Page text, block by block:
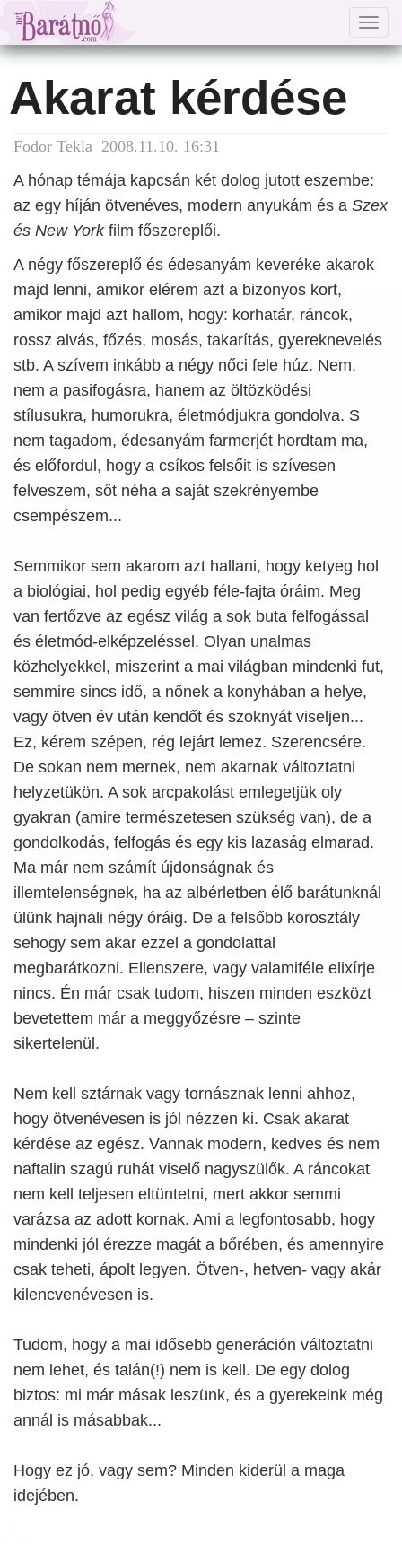
Akarat kérdése
Fodor Tekla 2008.11.10. 16:31
A hónap témája kapcsán két dolog jutott eszembe:
az egy híján ötvenéves, modern anyukám és a Szex
és New Yorkfilm főszereplői.
A négy főszereplő és édesanyám keveréke akarok
majd lenni, amikor elérem azt a bizonyos kort,
amikor majd azt hallom, hogy: korhatár, ráncok,
rossz alvás, főzés, mosás, takarítás, gyereknevelés
stb. A szívem inkább a négy nőci fele húz. Nem,
nem a pasifogásra, hanem az öltözködési
stílusukra, humorukra, életmódjukra gondolva. S
nem tagadom, édesanyám farmerjét hordtam ma,
és előfordul, hogy a csíkos felsőit is szívesen
felveszem, sőt néha a saját szekrényembe
csempészem...
Semmikor sem akarom azt hallani, hogy ketyeg hol
a biológiai, hol pedig egyéb féle-fajta óráim. Meg
van fertőzve az egész világ a sok buta felfogással
és életmód-elképzeléssel. Olyan unalmas
közhelyekkel, miszerint a mai világban mindenki fut,
semmire sincs idő, a nőnek a konyhában a helye,
vagy ötven év után kendőt és szoknyát viseljen...
Ez, kérem szépen, rég lejárt lemez. Szerencsére.
De sokan nem mernek, nem akarnak változtatni
helyzetükön. A sok arcpakolást emlegetjük oly
gyakran (amire természetesen szükség van), de a
gondolkodás, felfogás és egy kis lazaság elmarad.
Ma már nem számít újdonságnak és
illemtelenségnek, ha az albérletben élő barátunknál
ülünk hajnali négy óráig. De a felsőbb korosztály
sehogy sem akar ezzel a gondolattal
megbarátkozni. Ellenszere, vagy valamiféle elixírje
nincs. Én már csak tudom, hiszen minden eszközt
bevetettem már a meggyőzésre – szinte
sikertelenül.
Nem kell sztárnak vagy tornásznak lenni ahhoz,
hogy ötvenévesen is jól nézzen ki. Csak akarat
kérdése az egész. Vannak modern, kedves és nem
naftalin szagú ruhát viselő nagyszülők. A ráncokat
nem kell teljesen eltüntetni, mert akkor semmi
varázsa az adott kornak. Ami a legfontosabb, hogy
mindenki jól érezze magát a bőrében, és amennyire
csak teheti, ápolt legyen. Ötven-, hetven- vagy akár
kilencvenévesen is.
Tudom, hogy a mai idősebb generáción változtatni
nem lehet, és talán(!) nem is kell. De egy dolog
biztos: mi már másak leszünk, és a gyerekeink még
annál is másabbak...
Hogy ez jó, vagy sem? Minden kiderül a maga
idejében.